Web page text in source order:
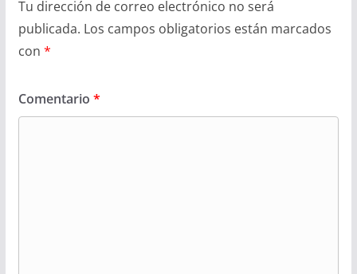
Tu dirección de correo electrónico no será
publicada. Los campos obligatorios están marcados
con *
Comentario *